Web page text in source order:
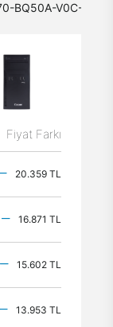
BQ50A-V0C-K
Fiyat Farkı
20.359 TL
16.871 TL
15.602 TL
13.953 TL